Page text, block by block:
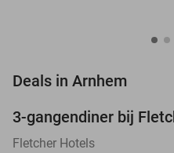
Deals in Arnhem
3-gangendiner bij
Fletcher Hotels